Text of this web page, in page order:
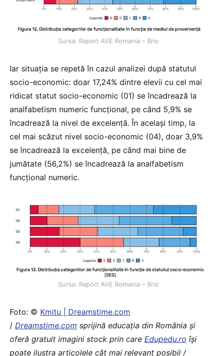
Sursa: Raport AVE Romania – Brio
Iar situația se repetă în cazul analizei după statutul
socio-economic: doar 17,24% dintre elevii cu cel mai
ridicat statut socio-economic (01) se încadrează la
analfabetism numeric funcțional, pe când 5,9% se
încadrează la nivel de excelență. În același timp, la
cel mai scăzut nivel socio-economic (04), doar 3,9%
se încadrează la excelență, pe când mai bine de
jumătate (56,2%) se încadrează la analfabetism
funcțional numeric.
Sursa: Raport AVE Romania – Brio
Foto: © Kmitu | Dreamstime.com
/ Dreamstime.com sprijină educaţia din România şi
oferă gratuit imagini stock prin care Edupedu.ro îşi
poate ilustra articolele cât mai relevant posibil /